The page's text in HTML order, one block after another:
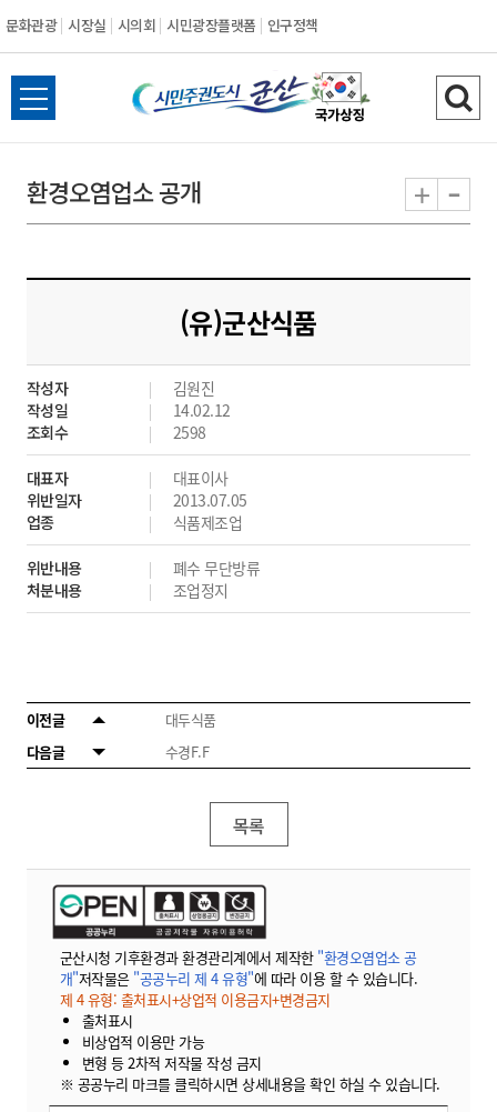
문화관광 시장실 시의회 시민광장플랫폼 인구정책
시
민
도
시
군
산
전
체
뉴
열
검
색
기
환경오염업소 공개 + -
(유)군산식품
작성자
김원진
작성일
14.02.12
조회수
2598
대표자
대표이사
위반일자
2013.07.05
업종
식품제조업
위반내용
폐수 무단방류
처분내용
조업정지
이전글
대두식품
다음글
수경F.F
목록
군산시청 기후환경과 환경관리계에서 제작한 "환경오염업소 공
개"저작물은 "공공누리 제 4 유형"에 따라 이용 할 수 있습니다.
제 4 유형: 출처표시+상업적 이용금지+변경금지
출처표시
비상업적 이용만 가능
변형 등 2차적 저작물 작성 금지
※ 공공누리 마크를 클릭하시면 상세내용을 확인 하실 수 있습니다.